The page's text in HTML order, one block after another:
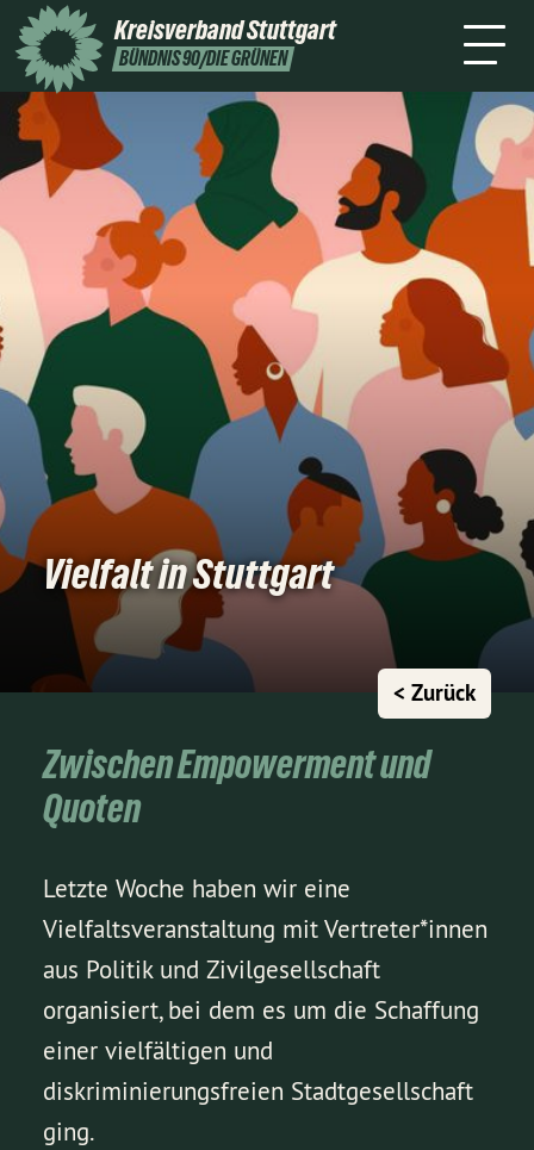
KreisverbandStuttgart
BÜNDNIS 90/DIE GRÜNEN
Leichte
Sprache
Presse Kontakt Stuttgart
Vielfalt in Stuttgart
< Zurück
Zwischen Empowerment und
Quoten
Letzte Woche haben wir eine
Vielfaltsveranstaltung mit Vertreter*innen
aus Politik und Zivilgesellschaft
organisiert, bei dem es um die Schaffung
einer vielfältigen und
diskriminierungsfreien Stadtgesellschaft
ging.